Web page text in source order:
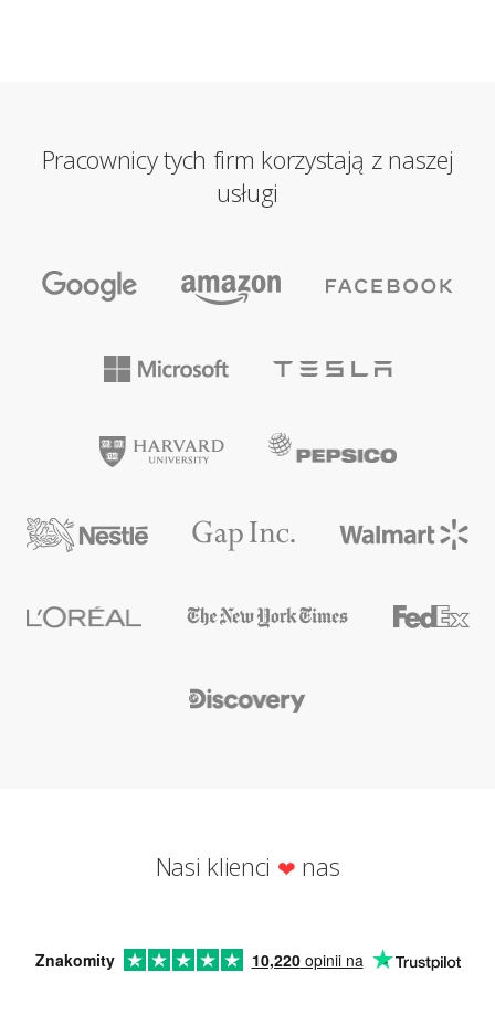
Pracownicy tych firm korzystają z naszej
usługi
Nasi klienci nas
Znakomity 10,220opinii na